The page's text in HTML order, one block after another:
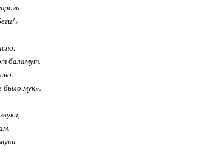
баламут.
было мук».